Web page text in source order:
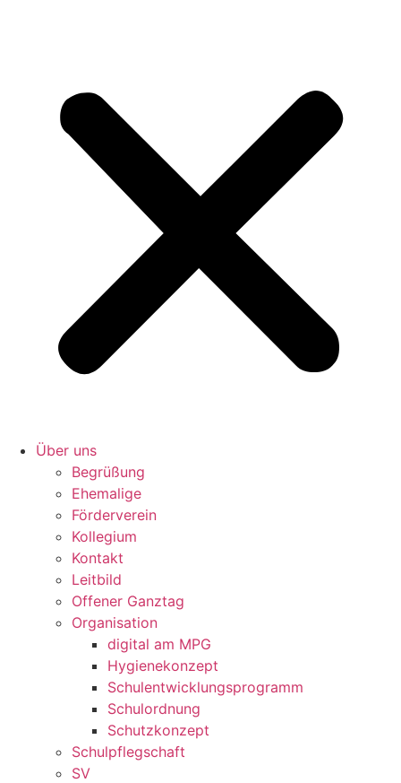
Über uns
Begrüßung
Ehemalige
Förderverein
Kollegium
Kontakt
Leitbild
Offener Ganztag
Organisation
digital am MPG
Hygienekonzept
Schulentwicklungsprogramm
Schulordnung
Schutzkonzept
Schulpflegschaft
SV